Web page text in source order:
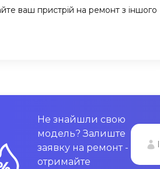
ваш пристрій на ремонт з іншого
Не знайшли свою
модель? Залиште
заявку на ремонт -
отримайте